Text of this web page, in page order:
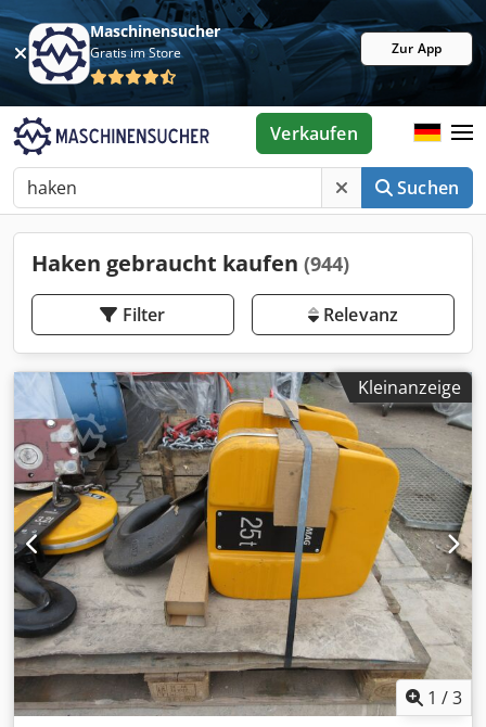
Maschinensucher
Gratis im Store Zur App
Suchen
Verkaufen
Haken gebraucht kaufen (944)
Filter Relevanz
Kleinanzeige
1 /3